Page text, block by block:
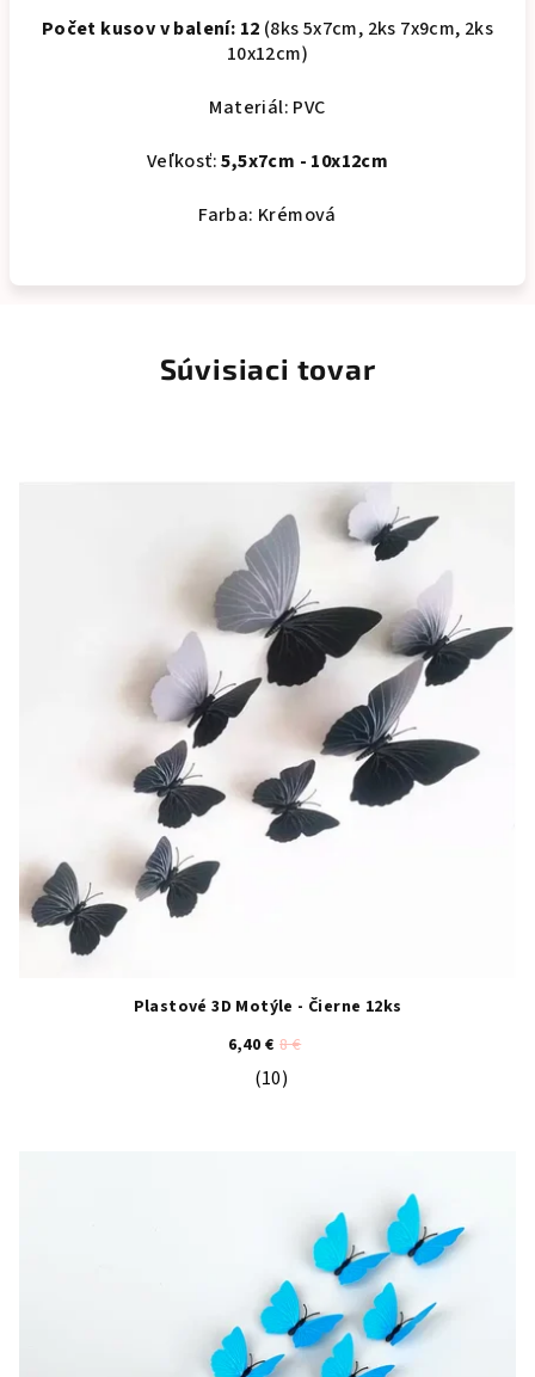
Počet kusov v balení: 12 (8ks 5x7cm, 2ks 7x9cm, 2ks
10x12cm)
Materiál: PVC
Veľkosť:5,5x7cm - 10x12cm
Farba: Krémová
Súvisiaci tovar
Plastové 3D Motýle - Čierne 12ks
6,40 € 8 €
Priemerné hodnotenie produktu
(10)